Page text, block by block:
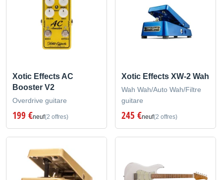
Xotic Effects AC
Booster V2
Overdrive guitare
199 €neuf(2 offres)
Xotic Effects XW-2 Wah
Wah Wah/Auto Wah/Filtre
guitare
245 €neuf(2 offres)